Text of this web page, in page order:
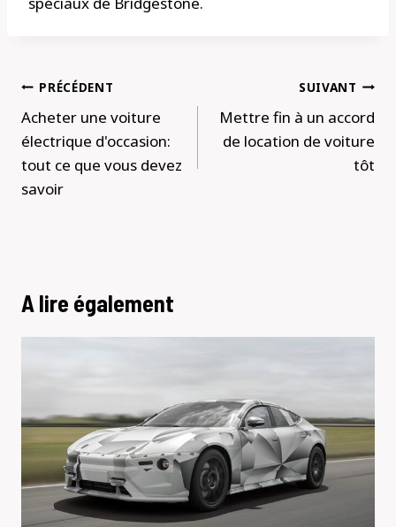
Navigation
de
l’article
PRÉCÉDENT
Acheter une voiture
électrique d'occasion:
tout ce que vous devez
savoir
SUIVANT
Mettre fin à un accord
de location de voiture
tôt
A lire également